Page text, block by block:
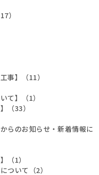
）
事】（11）
て】（1）
（33）
らのお知らせ・新着情報に
（1）
ついて（2）